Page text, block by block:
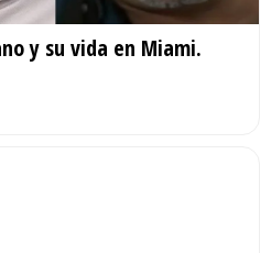
y su vida en Miami.